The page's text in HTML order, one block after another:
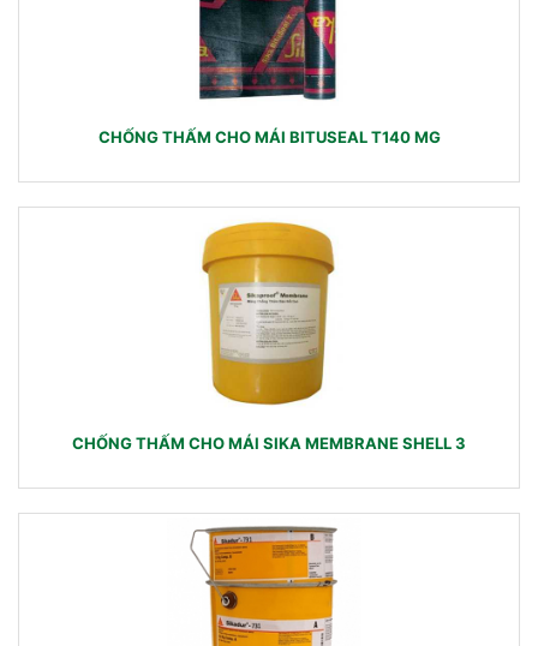
CHỐNG THẤM CHO MÁI BITUSEAL T140 MG
CHỐNG THẤM CHO MÁI SIKA MEMBRANE SHELL 3